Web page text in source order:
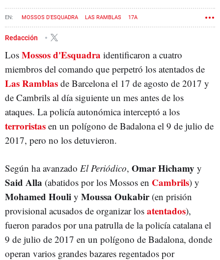
MOSSOS D'ESQUADRA LAS RAMBLAS 17A
Redacción
Los Mossos d'Esquadra identificaron a cuatro
miembros del comando que perpetró los atentados de
Las Ramblas de Barcelona el 17 de agosto de 2017 y
de Cambrils al día siguiente un mes antes de los
ataques. La policía autonómica interceptó a los
terroristas en un polígono de Badalona el 9 de julio de
2017, pero no los detuvieron.
Según ha avanzado El Periódico, Omar Hichamy y
Said Alla (abatidos por los Mossos en Cambrils) y
Mohamed Houli y Moussa Oukabir(en prisión
provisional acusados de organizar los atentados),
fueron parados por una patrulla de la policía catalana el
9 de julio de 2017 en un polígono de Badalona, donde
operan varios grandes bazares regentados por